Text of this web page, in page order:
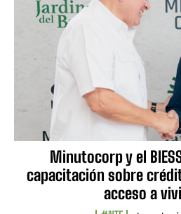
Minutocorp y el
capacitación sobre
acceso a